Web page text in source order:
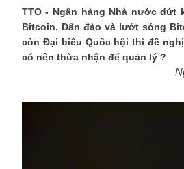
TTO - Ngân hàng Nhà nước dứt
Bitcoin. Dân đào và lướt sóng
còn Đại biểu Quốc hội thì đề
có nên thừa nhận để quản lý ?